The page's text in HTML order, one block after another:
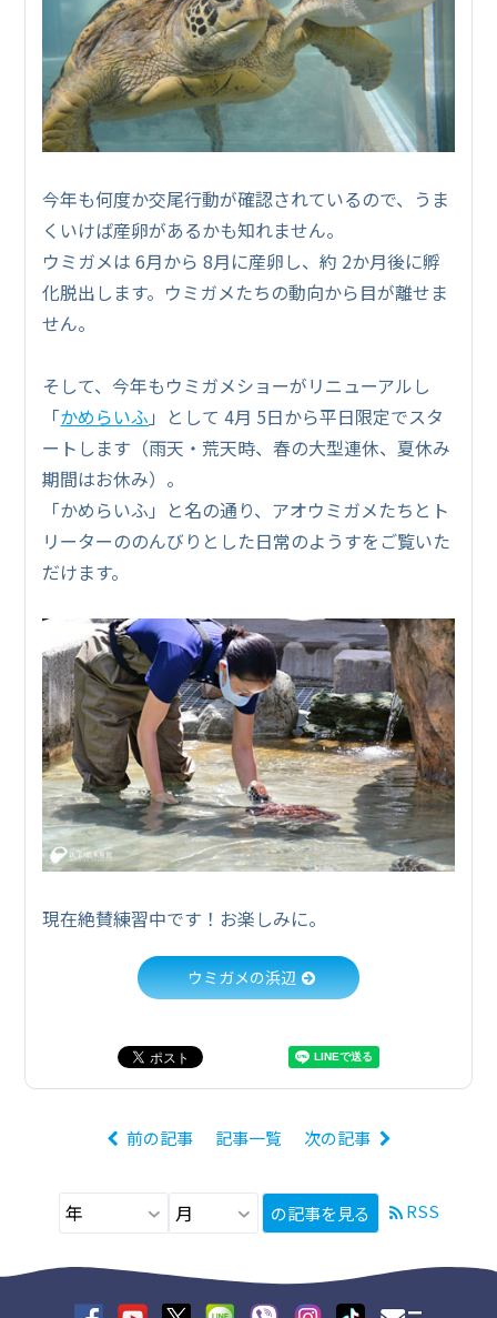
今年も何度か交尾行動が確認されているので、うま
くいけば産卵があるかも知れません。
ウミガメは 6月から 8月に産卵し、約 2か月後に孵
化脱出します。ウミガメたちの動向から目が離せま
せん。
そして、今年もウミガメショーがリニューアルし
「かめらいふ 」として 4月 5日から平日限定でスタ
ートします（雨天・荒天時、春の大型連休、夏休み
期間はお休み）。
「かめらいふ」と名の通り、アオウミガメたちとト
リーターののんびりとした日常のようすをご覧いた
だけます。
現在絶賛練習中です！お楽しみに。
ウミガメの浜辺
前の記事 記事一覧 次の記事
の記事を見る RSS